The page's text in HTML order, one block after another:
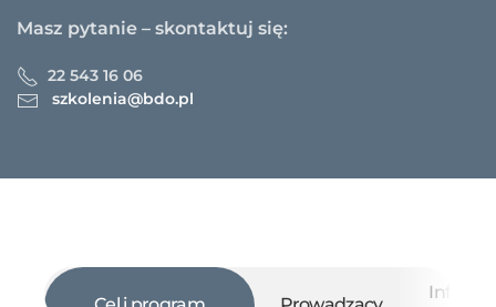
Masz pytanie – skontaktuj się:
22 543 16 06
szkolenia@bdo.pl